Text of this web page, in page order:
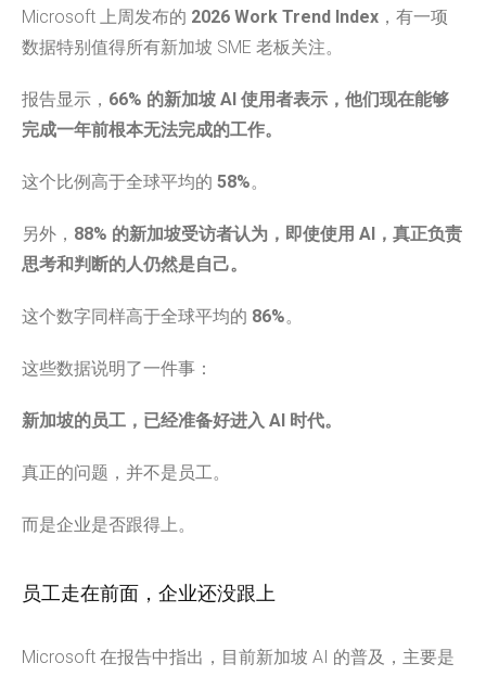
Microsoft 上周发布的 2026 Work Trend Index ，有一项
数据特别值得所有新加坡 SME 老板关注。
报告显示， 66% 的新加坡 AI 使用者表示，他们现在能够
完成一年前根本无法完成的工作。
这个比例高于全球平均的 58%。
另外， 88% 的新加坡受访者认为，即使使用 AI，真正负责
思考和判断的人仍然是自己。
这个数字同样高于全球平均的 86%。
这些数据说明了一件事：
新加坡的员工，已经准备好进入 AI 时代。
真正的问题，并不是员工。
而是企业是否跟得上。
员工走在前面，企业还没跟上
Microsoft 在报告中指出，目前新加坡 AI 的普及，主要是